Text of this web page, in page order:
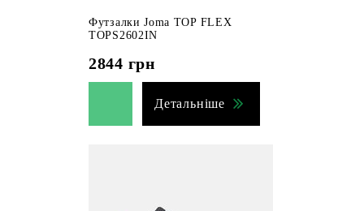
Футзалки Joma TOP FLEX
TOPS2602IN
2844 грн
Детальніше